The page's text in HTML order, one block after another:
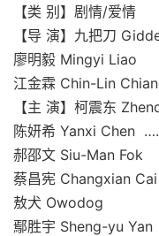
【类 别】剧情/爱情
【导 演】九把刀
廖明毅 Mingyi Liao
江金霖 Chin-Lin
【主 演】柯震东
陈妍希 Yanxi Chen
郝邵文 Siu-Man Fok
蔡昌宪 Changxian Cai
敖犬 Owodog
鄢胜宇 Sheng-yu Yan